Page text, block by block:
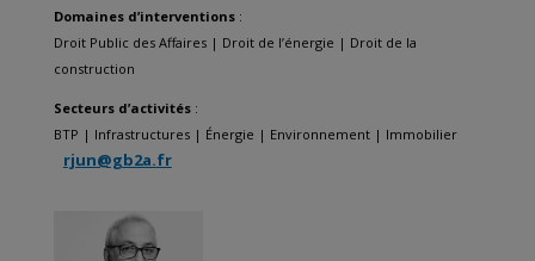
Domaines d’interventions :
Droit Public des Affaires | Droit de l’énergie | Droit de la
construction
Secteurs d’activités :
BTP | Infrastructures | Énergie | Environnement | Immobilier
rjun@gb2a.fr